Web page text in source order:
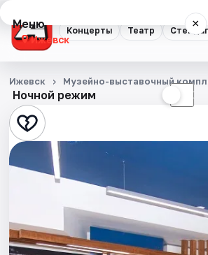
Концерты Театр
Меню ×
Ижевск
Концерты
Театр
Стендап
Экскурсии
События
Ночной режим ☾
Ижевск Музейно-выставочный